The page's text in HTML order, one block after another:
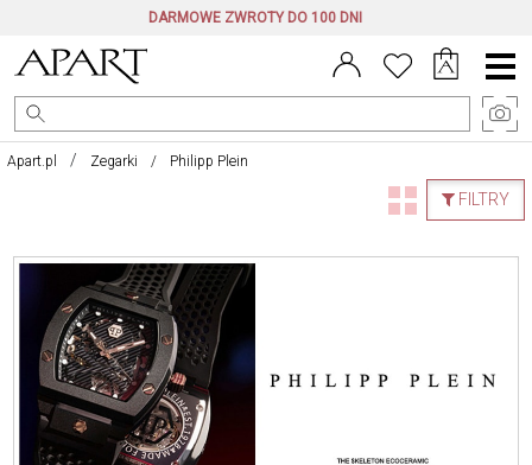
DARMOWE ZWROTY DO 100 DNI
Menu
główne
Apart.pl Zegarki Philipp Plein
FILTRY